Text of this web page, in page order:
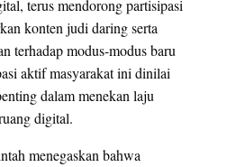
terus mendorong partisipasi
konten judi daring serta
terhadap modus-modus baru
aktif masyarakat ini dinilai
dalam menekan laju
digital.
menegaskan bahwa